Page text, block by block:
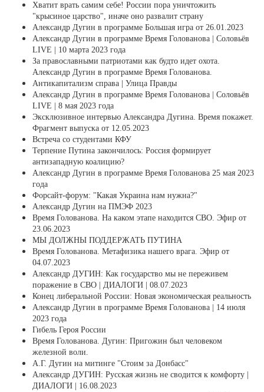
Хватит врать самим себе! России пора уничтожить
"крысиное царство", иначе оно развалит страну
Александр Дугин в программе Большая игра от 26.01.2023
Александр Дугин в программе Время Голованова | Соловьёв
LIVE | 10 марта 2023 года
За православными патриотами как будто идет охота.
Александр Дугин в программе Время Голованова.
Антикапитализм справа | Улица Правды
Александр Дугин в программе Время Голованова | Соловьёв
LIVE | 8 мая 2023 года
Эксклюзивное интервью Александра Дугина. Время покажет.
Фрагмент выпуска от 12.05.2023
Встреча со студентами КФУ
Терпение Путина закончилось: Россия формирует
антизападную коалицию?
Александр Дугин в программе Время Голованова 25 мая 2023
года
Форсайт-форум: "Какая Украина нам нужна?"
Александр Дугин на ПМЭФ 2023
Время Голованова. На каком этапе находится СВО. Эфир от
23.06.2023
МЫ ДОЛЖНЫ ПОДДЕРЖАТЬ ПУТИНА
Время Голованова. Метафизика нашего врага. Эфир от
04.07.2023
Александр ДУГИН: Как государство мы не переживем
поражение в СВО | ДИАЛОГИ | 08.07.2023
Конец либеральной России: Новая экономическая реальность
Александр Дугин в программе Время Голованова | 14 июля
2023 года
Гибель Героя России
Время Голованова. Дугин: Пригожин был человеком
железной воли.
А.Г. Дугин на митинге "Стоим за Донбасс"
Александр ДУГИН: Русская жизнь не сводится к комфорту |
ДИАЛОГИ | 16.08.2023